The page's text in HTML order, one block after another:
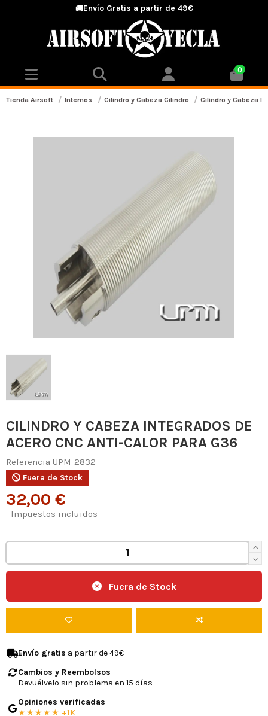
🚚Envío Gratis a partir de 49€
0
Tienda Airsoft Internos Cilindro y Cabeza Cilindro Cilindro y Cabeza
CILINDRO Y CABEZA INTEGRADOS DE
ACERO CNC ANTI-CALOR PARA G36
Referencia UPM-2832
Fuera de Stock
32,00 €
Impuestos incluidos
Fuera de Stock
Envío gratis a partir de 49€
Cambios y Reembolsos
Devuélvelo sin problema en 15 días
Opiniones verificadas
★★★★★ +1K